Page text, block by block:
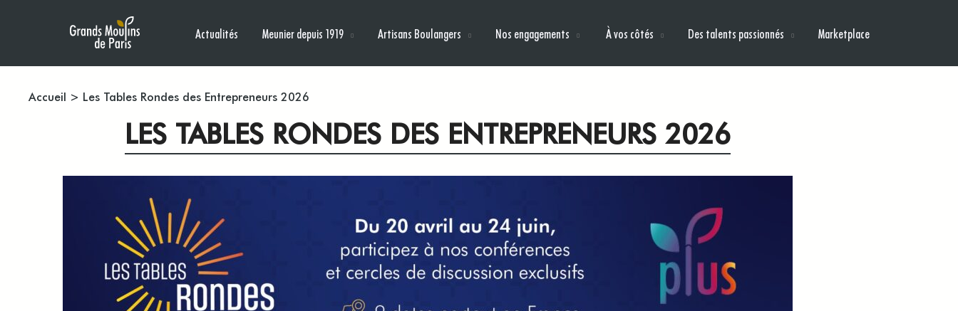
Actualités Meunier depuis 1919 Artisans Boulangers Nos engagements À vos côtés Des talents passionnés Marketplace
Accueil > Les Tables Rondes des Entrepreneurs 2026
LES TABLES RONDES DES ENTREPRENEURS 2026